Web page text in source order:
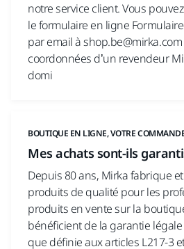
notre service client. Vous
le formulaire en ligne
par email à
coordonnées d’un revendeur
domi
BOUTIQUE EN LIGNE, VOTRE
Mes achats sont-ils
Depuis 80 ans, Mirka fabrique
produits de qualité pour les
produits en vente sur la
bénéficient de la garantie
que définie aux articles L217-3